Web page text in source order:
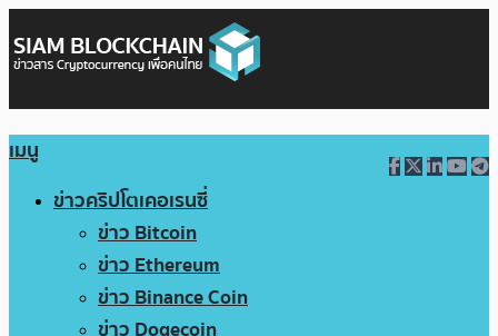
เมนู
ข่าวคริปโตเคอเรนซี่
ข่าว Bitcoin
ข่าว Ethereum
ข่าว Binance Coin